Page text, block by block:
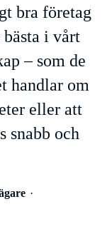
bra företag
i vårt
– som de
handlar om
eller att
snabb och